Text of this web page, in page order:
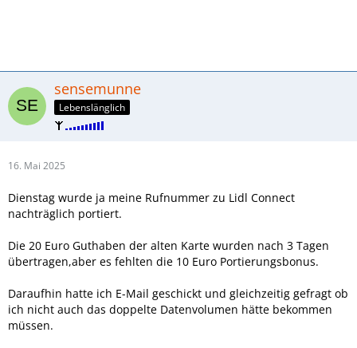
sensemunne
Lebenslänglich
16. Mai 2025
Dienstag wurde ja meine Rufnummer zu Lidl Connect
nachträglich portiert.
Die 20 Euro Guthaben der alten Karte wurden nach 3 Tagen
übertragen,aber es fehlten die 10 Euro Portierungsbonus.
Daraufhin hatte ich E-Mail geschickt und gleichzeitig gefragt ob
ich nicht auch das doppelte Datenvolumen hätte bekommen
müssen.